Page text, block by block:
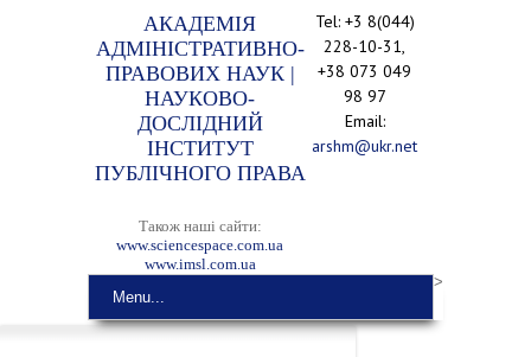
АКАДЕМІЯ
АДМІНІСТРАТИВНО-
ПРАВОВИХ НАУК |
НАУКОВО-
ДОСЛІДНИЙ
ІНСТИТУТ
ПУБЛІЧНОГО ПРАВА
Також наші сайти:
www.sciencespace.com.ua
www.imsl.com.ua
Tel: +3 8(044)
228-10-31,
+38 073 049
98 97
Email:
arshm@ukr.net
Menu...
>